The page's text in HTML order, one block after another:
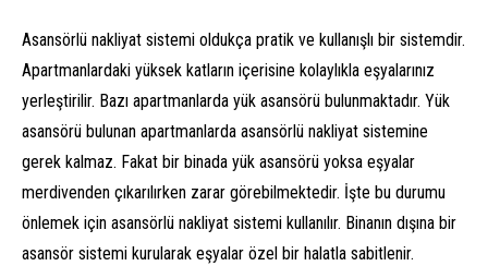
Asansörlü nakliyat sistemi oldukça pratik ve kullanışlı bir sistemdir.
Apartmanlardaki yüksek katların içerisine kolaylıkla eşyalarınız
yerleştirilir. Bazı apartmanlarda yük asansörü bulunmaktadır. Yük
asansörü bulunan apartmanlarda asansörlü nakliyat sistemine
gerek kalmaz. Fakat bir binada yük asansörü yoksa eşyalar
merdivenden çıkarılırken zarar görebilmektedir. İşte bu durumu
önlemek için asansörlü nakliyat sistemi kullanılır. Binanın dışına bir
asansör sistemi kurularak eşyalar özel bir halatla sabitlenir.